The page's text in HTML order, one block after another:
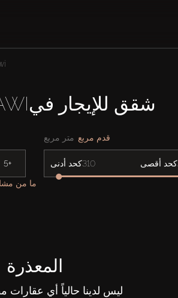
شقق للإيجار فيAL HALLAWI
5+
متر مربع قدم مربع
كحد أدنى كحد أقصى
ما من
المعذرة
ليس لدينا حالياً أي عقارات